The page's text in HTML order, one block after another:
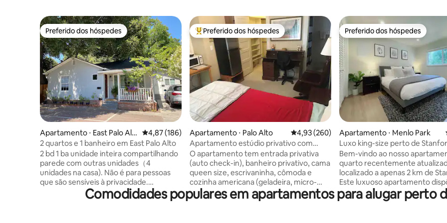
Preferido dos hóspedes
Preferido dos hóspedes
Apartamento ⋅ East Palo Alt
o
4,87 de uma avaliação média de 5, 186 avaliações
4,87 (186)
2 quartos e 1 banheiro em East Palo Alto
2 bd 1 ba unidade inteira compartilhando
parede com outras unidades（4
unidades na casa). Não é para pessoas
que são sensíveis à privacidade.
Localizado na cidade de East Palo Alto
(não Palo Alto), bairro da classe
Entre os melhores preferidos dos hóspedes
Preferido dos hóspedes
Apartamento ⋅ Palo Alto 4,93 de uma avaliação média de 5, 260
4,93 (260)
Apartamento estúdio privativo com
entrada privativa.
O apartamento tem entrada privativa
(auto check-in), banheiro privativo, cama
queen size, escrivaninha, cômoda e
cozinha americana (geladeira, micro-
ondas, chaleira elétrica, Keurig,
cafeteira, louça, utensílios). Posso
Preferido dos hóspedes
Preferido dos hóspedes
Apartamento ⋅ Menlo Park
Luxo king-size perto de
moderno 1-BR
Bem-vindo ao nosso
quarto recentemente
localizado a apenas 2 km de
Este luxuoso apartamento
uma cama king-size, uma TV
polegadas e Wi-Fi rápido para
Comodidades populares em apartamentos para alugar perto